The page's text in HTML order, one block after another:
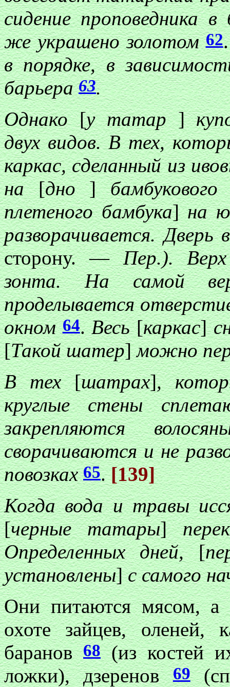
сидение проповедника
же украшено золотом62
в порядке, в
барьера63.
Однако[у татар]
двух видов. В тех,
каркас, сделанный из
на[дно]
плетеного бамбука]на
разворачивается.
сторону. —Пер.).
зонта. На самой
проделывается
окном64.Весь[каркас]
[Такой шатер]можно
В тех[шатрах],
круглые стены
закрепляются
сворачиваются и не
повозках65.[139]
Когда вода и травы
[черные татары]
Определенных дней,[
установлены]с самого
Они питаются мясом,
охоте зайцев, оленей,
баранов68(из костей
ложки), дзеренов69